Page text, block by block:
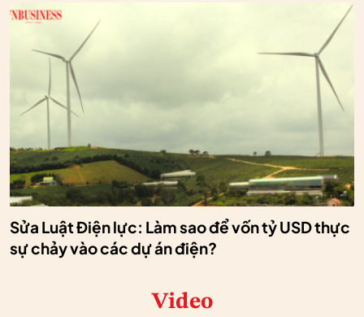
Sửa Luật Điện lực: Làm sao để vốn tỷ USD thực
sự chảy vào các dự án điện?
Video